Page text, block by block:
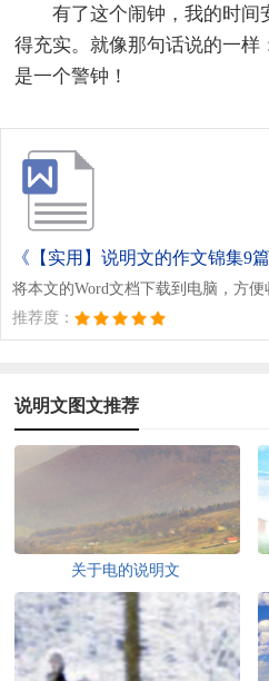
有了这个闹钟，我的时间
得充实。就像那句话说的一样
是一个警钟！
《【实用】说明文的作文锦集9篇
将本文的Word文档下载到电脑，方便
推荐度：
说明文图文推荐
关于电的说明文